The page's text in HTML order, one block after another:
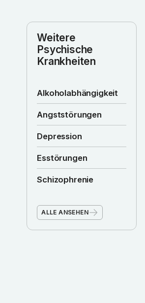
Weitere
Psychische
Krankheiten
Alkoholabhängigkeit
Angststörungen
Depression
Esstörungen
Schizophrenie
ALLE ANSEHEN